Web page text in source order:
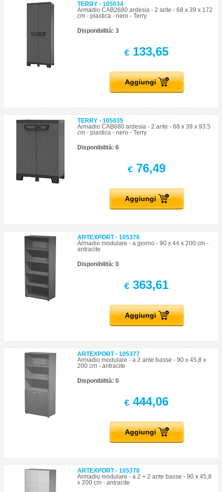
TERRY - 105034
Armadio CAB2680 ardesia - 2 ante - 68 x 39 x 172
cm - plastica - nero - Terry
Disponibilità: 3
€ 133,65
Aggiungi
TERRY - 105035
Armadio CAB680 ardesia - 2 ante - 68 x 39 x 93,5
cm - plastica - nero - Terry
Disponibilità: 6
€76,49
Aggiungi
ARTEXPORT - 105376
Armadio modulare - a giorno - 90 x 44 x 200 cm -
antracite
Disponibilità: 0
€ 363,61
Aggiungi
ARTEXPORT - 105377
Armadio modulare - a 2 ante basse - 90 x 45,8 x
200 cm - antracite
Disponibilità: 0
€ 444,06
Aggiungi
ARTEXPORT - 105378
Armadio modulare - a 2 + 2 ante basse - 90 x 45,8
x 200 cm - antracite